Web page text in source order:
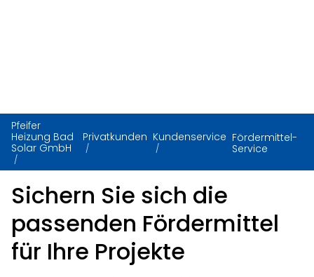
Pfeifer
Heizung Bad
Solar GmbH
Privatkunden Kundenservice Fördermittel-
Service
Sichern Sie sich die
passenden Fördermittel
für Ihre Projekte